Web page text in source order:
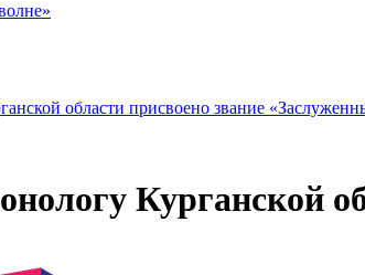
области присвоено звание
Курганской